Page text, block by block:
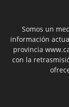
Somos un
información
provincia
con la